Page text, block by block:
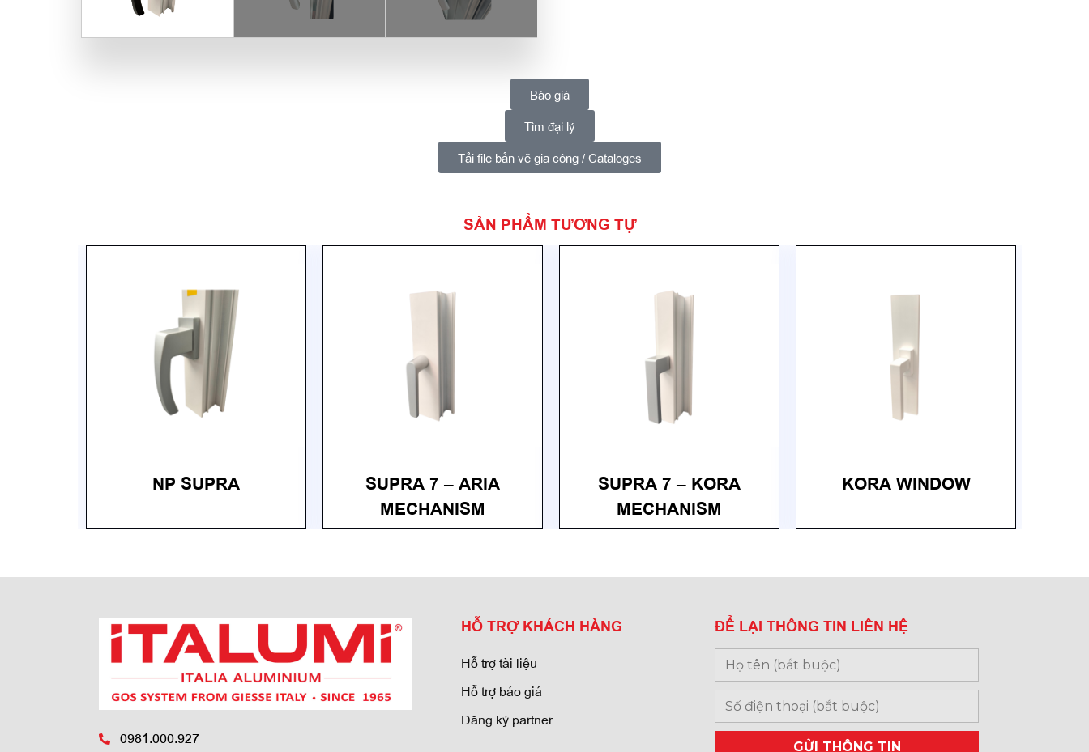
Báo giá
Tìm đại lý
Tải file bản vẽ gia công / Cataloges
SẢN PHẨM TƯƠNG TỰ
NP SUPRA
SUPRA 7 – ARIA
MECHANISM
SUPRA 7 – KORA
MECHANISM
KORA WINDOW
0981.000.927
HỖ TRỢ KHÁCH HÀNG
Hỗ trợ tài liệu
Hỗ trợ báo giá
Đăng ký partner
ĐỂ LẠI THÔNG TIN LIÊN HỆ